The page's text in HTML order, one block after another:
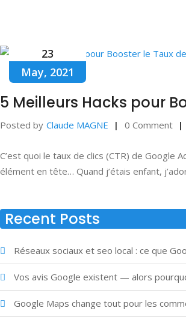
23
May, 2021
5 Meilleurs Hacks pour
Posted by Claude MAGNE 0 Comment
C’est quoi le taux de clics (CTR) de
élément en tête… Quand j’étais enfant,
Recent Posts
Réseaux sociaux et seo local : ce que
Vos avis Google existent — alors
Google Maps change tout pour les